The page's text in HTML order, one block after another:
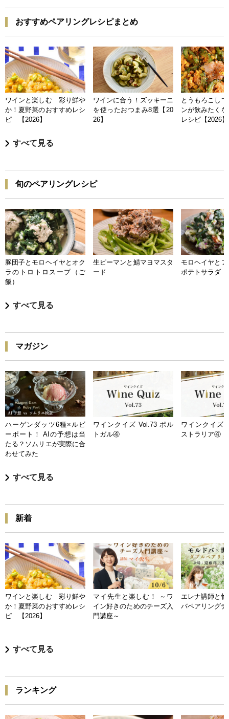
おすすめペアリングレシピまとめ
ワインと楽しむ 彩り鮮や
か！夏野菜のおすすめレシ
ピ 【2026】
ワインに合う！ズッキーニ
を使ったおつまみ8選【20
26】
とうもろこし
ンが飲みたく
レシピ【2026】
すべて見る
旬のペアリングレシピ
豚団子とモロヘイヤとオク
ラのトロトロスープ（ご
飯）
生ピーマンと鯖マヨマスタ
ード
モロヘイヤと
ポテトサラダ
すべて見る
マガジン
ハーゲンダッツ6種×ルビ
ーポート！ AIの予想は当
たる？ソムリエが実際に合
わせてみた
ワインクイズ Vol.73 ポル
トガル④
ワインクイズ
ストラリア④
すべて見る
新着
ワインと楽しむ 彩り鮮や
か！夏野菜のおすすめレシ
ピ 【2026】
マイ先生と楽しむ！ ～ワ
イン好きのためのチーズ入
門講座～
エレナ講師と
バペアリングデ
すべて見る
ランキング